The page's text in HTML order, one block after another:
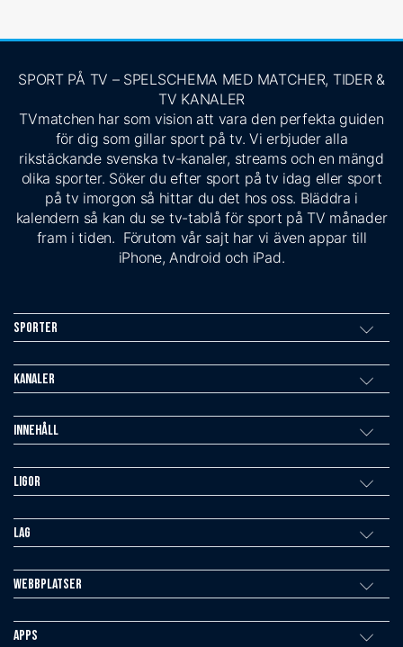
SPORT PÅ TV – SPELSCHEMA MED MATCHER, TIDER &
TV KANALER
TVmatchen har som vision att vara den perfekta guiden
för dig som gillar sport på tv. Vi erbjuder alla
rikstäckande svenska tv-kanaler, streams och en mängd
olika sporter. Söker du efter sport på tv idag eller sport
på tv imorgon så hittar du det hos oss. Bläddra i
kalendern så kan du se tv-tablå för sport på TV månader
fram i tiden. Förutom vår sajt har vi även appar till
iPhone, Android och iPad.
Sporter
Kanaler
Innehåll
Ligor
Lag
Webbplatser
Apps